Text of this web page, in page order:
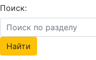
Поиск: